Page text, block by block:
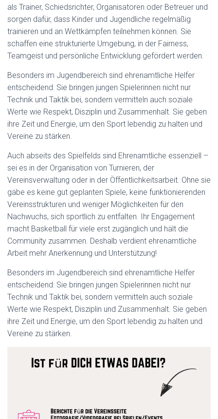
als Trainer, Schiedsrichter, Organisatoren oder Betreuer und
sorgen dafür, dass Kinder und Jugendliche regelmäßig
trainieren und an Wettkämpfen teilnehmen können. Sie
schaffen eine strukturierte Umgebung, in der Fairness,
Teamgeist und persönliche Entwicklung gefördert werden.
Besonders im Jugendbereich sind ehrenamtliche Helfer
entscheidend: Sie bringen jungen Spielerinnen nicht nur
Technik und Taktik bei, sondern vermitteln auch soziale
Werte wie Respekt, Disziplin und Zusammenhalt. Sie geben
ihre Zeit und Energie, um den Sport lebendig zu halten und
Vereine zu stärken.
Auch abseits des Spielfelds sind Ehrenamtliche essenziell –
sei es in der Organisation von Turnieren, der
Vereinsverwaltung oder in der Öffentlichkeitsarbeit. Ohne sie
gäbe es keine gut geplanten Spiele, keine funktionierenden
Vereinsstrukturen und weniger Möglichkeiten für den
Nachwuchs, sich sportlich zu entfalten. Ihr Engagement
macht Basketball für viele erst zugänglich und hält die
Community zusammen. Deshalb verdient ehrenamtliche
Arbeit mehr Anerkennung und Unterstützung!
Besonders im Jugendbereich sind ehrenamtliche Helfer
entscheidend: Sie bringen jungen Spielerinnen nicht nur
Technik und Taktik bei, sondern vermitteln auch soziale
Werte wie Respekt, Disziplin und Zusammenhalt. Sie geben
ihre Zeit und Energie, um den Sport lebendig zu halten und
Vereine zu stärken.